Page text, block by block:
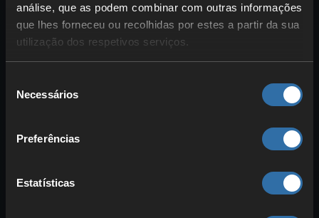
análise, que as podem combinar com outras informações
que lhes forneceu ou recolhidas por estes a partir da sua
utilização dos respetivos serviços.
Necessários
Preferências
Estatísticas
Agora você encontrou um animal e quer
abatê-lo. É melhor agir de forma
silenciosa e calma para que o animal não
exatamente nesse instante.
um bom tiro na cabeça. Isso mata a